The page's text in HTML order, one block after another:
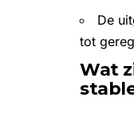
De
tot
Wat